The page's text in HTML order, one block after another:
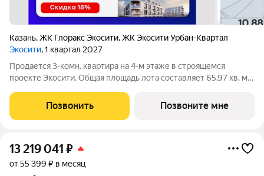
Казань,ЖК Глоракс Экосити,ЖК Экосити Урбан-Квартал
Экосити, 1 квартал 2027
Продается 3-комн. квартира на 4-м этаже в строящемся
проекте Экосити. Общая площадь лота составляет 65,97 кв. м,
кухонную зону. Номер квартиры - 333 Преимущества
квартиры в Урбан-квартале:
Позвонить Позвоните мне
13 219 041 ₽
от 55 399 ₽ в месяц